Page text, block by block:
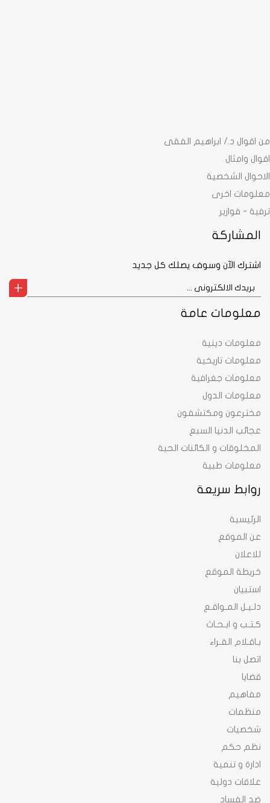
روابط سريعة
الرئيسية
عن الموقع
للاعلان
خريطة الموقع
استبيان
دلـيـل المـواقـع
كـتـب و ابـحـاث
بـاقـلام القـراء
اتصل بنا
قضايا
مفاهيم
منظمات
شخصيات
نظم حكم
ادارة و تنمية
علاقات دولية
ضد الفساد
معلومات عامة
معلومات دينية
معلومات تاريخية
معلومات جغرافية
معلومات الدول
مخترعون ومكتشفون
عجائب الدنيا السبع
المخلوقات و الكائنات الحية
معلومات طبية
من اقوال د./ ابراهيم الفقى
اقوال وامثال
الاحوال الشخصية
معلومات اخرى
ترفية - فوازير
المشاركة
اشترك الآن وسوف يصلك كل جديد